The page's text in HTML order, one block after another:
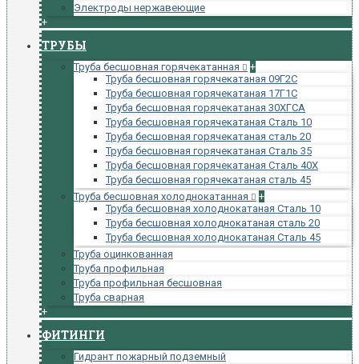
Электроды нержавеющие
+
ТРУБЫ
Труба бесшовная горячекатанная
+
Труба бесшовная горячекатаная 09Г2С
Труба бесшовная горячекатаная 17Г1С
Труба бесшовная горячекатаная 30ХГСА
Труба бесшовная горячекатаная Сталь 10
Труба бесшовная горячекатаная сталь 20
Труба бесшовная горячекатаная Сталь 35
Труба бесшовная горячекатаная Сталь 40Х
Труба бесшовная горячекатаная сталь 45
Труба бесшовная холоднокатанная
+
Труба бесшовная холоднокатаная Сталь 10
Труба бесшовная холоднокатаная сталь 20
Труба бесшовная холоднокатаная Сталь 45
Труба оцинкованная
Труба профильная
Труба профильная бесшовная
Труба сварная
+
ФИТИНГИ
Гидрант пожарный подземный